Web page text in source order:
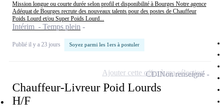
Mission longue ou courte durée selon profil et disponibilité à Bourges Notre agence
Adéquat de Bourges recrute des nouveaux talents pour des postes de Chauffeur
Poids Lourd et/ou Super Poids Lourd...
Intérim - Temps plein
Publié il y a 23 jours Soyez parmi les 1ers à postuler
Chauffeur-Livreur Poid Lourds
H/F
CDINon renseigné
Ajouter cette offre à ma sélection